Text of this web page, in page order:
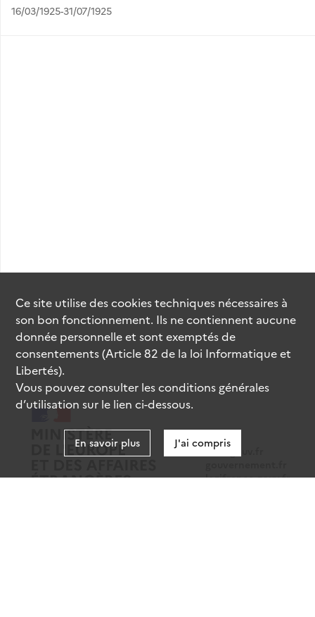
16/03/1925-31/07/1925
data.gouv.fr
legifrance.gouv.fr
Ce site utilise descookiestechniques nécessaires à
son bon fonctionnement. Ils ne contiennent aucune
donnée personnelle et sont exemptés de
consentements (Article 82 de la loi Informatique et
Libertés).
Vous pouvez consulter les conditions générales
d’utilisation sur le lien ci-dessous.
En savoir plus J'ai compris